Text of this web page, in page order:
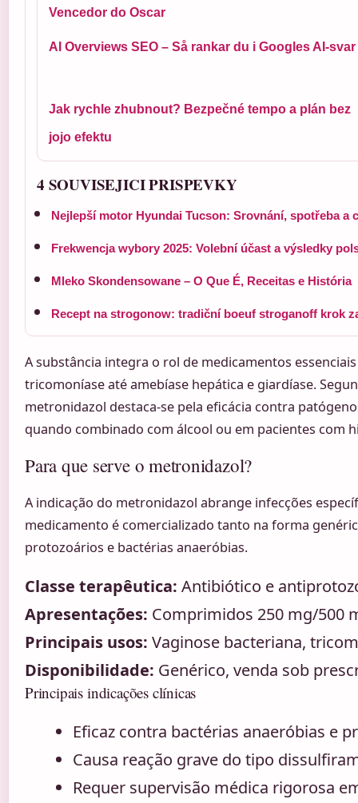
Vencedor do Oscar
AI Overviews SEO – Så rankar du i Googles AI-svar
Jak rychle zhubnout? Bezpečné tempo a plán bez
jojo efektu
4 SOUVISEJICI PRISPEVKY
Nejlepší motor Hyundai Tucson: Srovnání, spotřeba a
Frekwencja wybory 2025: Volební účast a výsledky
Mleko Skondensowane – O Que É, Receitas e História
Recept na strogonow: tradiční boeuf stroganoff krok
A substância integra o rol de medicamentos
tricomoníase até amebíase hepática e giardíase.
metronidazol destaca-se pela eficácia contra
quando combinado com álcool ou em pacientes com
Para que serve o metronidazol?
A indicação do metronidazol abrange infecções
medicamento é comercializado tanto na forma
protozoários e bactérias anaeróbias.
Classe terapêutica: Antibiótico e
Apresentações: Comprimidos 250 mg/500
Principais usos: Vaginose bacteriana,
Disponibilidade: Genérico, venda sob
Principais indicações clínicas
Eficaz contra bactérias anaeróbias e
Causa reação grave do tipo
Requer supervisão médica rigorosa